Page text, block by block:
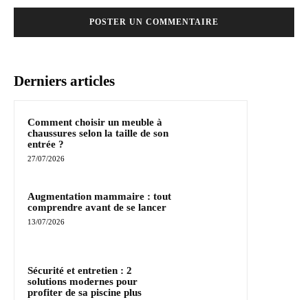
Derniers articles
Comment choisir un meuble à
chaussures selon la taille de son
entrée ?
27/07/2026
Augmentation mammaire : tout
comprendre avant de se lancer
13/07/2026
Sécurité et entretien : 2
solutions modernes pour
profiter de sa piscine plus